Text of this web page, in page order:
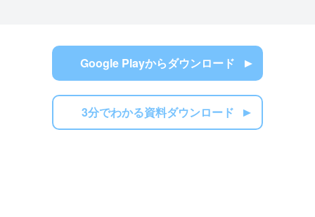
Google Playからダウンロード
3分でわかる資料ダウンロード